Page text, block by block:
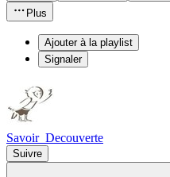
Plus
Ajouter à la playlist
Signaler
Savoir_Decouverte
Suivre